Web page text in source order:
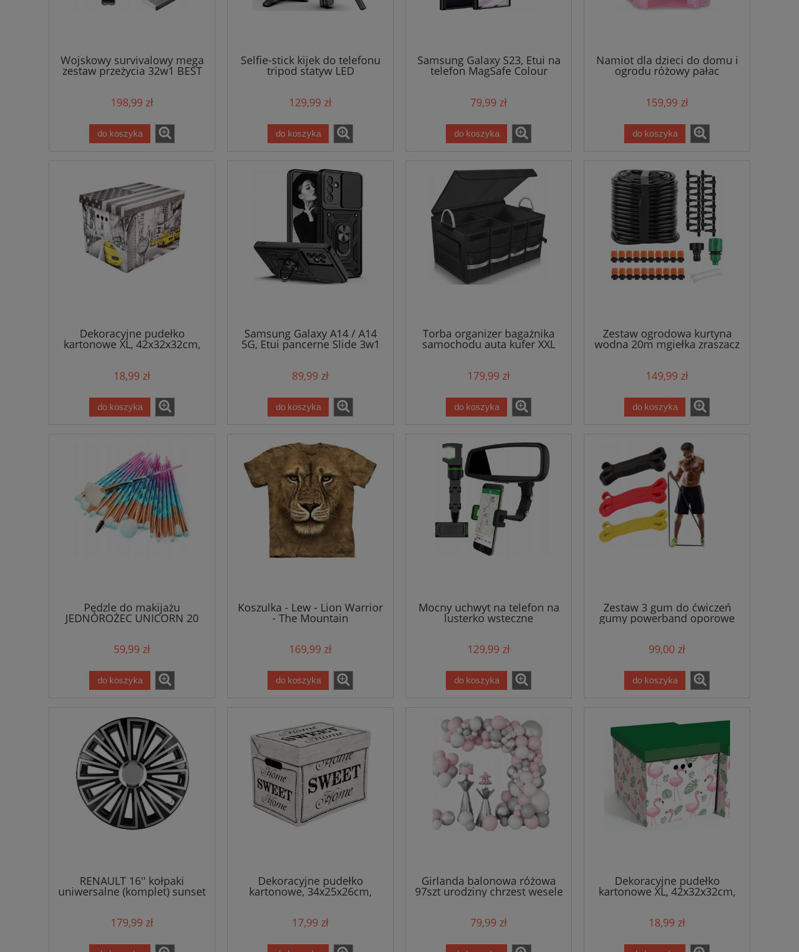
Wojskowy survivalowy mega
zestaw przeżycia 32w1 BEST
198,99 zł
do koszyka
Selfie-stick kijek do telefonu
tripod statyw LED
129,99 zł
do koszyka
Samsung Galaxy S23, Etui na
telefon MagSafe Colour
79,99 zł
do koszyka
Namiot dla dzieci do domu i
ogrodu różowy pałac
159,99 zł
do koszyka
Dekoracyjne pudełko
kartonowe XL, 42x32x32cm,
18,99 zł
do koszyka
Samsung Galaxy A14 / A14
5G, Etui pancerne Slide 3w1
89,99 zł
do koszyka
Torba organizer bagażnika
samochodu auta kufer XXL
179,99 zł
do koszyka
Zestaw ogrodowa kurtyna
wodna 20m mgiełka zraszacz
ogrodowy
149,99 zł
do koszyka
Pędzle do makijażu
JEDNOROŻEC UNICORN 20
59,99 zł
do koszyka
Koszulka - Lew - Lion Warrior
- The Mountain
169,99 zł
do koszyka
Mocny uchwyt na telefon na
lusterko wsteczne
129,99 zł
do koszyka
Zestaw 3 gum do ćwiczeń
gumy powerband oporowe
99,00 zł
do koszyka
RENAULT 16'' kołpaki
uniwersalne (komplet) sunset
179,99 zł
Dekoracyjne pudełko
kartonowe, 34x25x26cm,
17,99 zł
Girlanda balonowa różowa
97szt urodziny chrzest wesele
79,99 zł
Dekoracyjne pudełko
kartonowe XL, 42x32x32cm,
18,99 zł